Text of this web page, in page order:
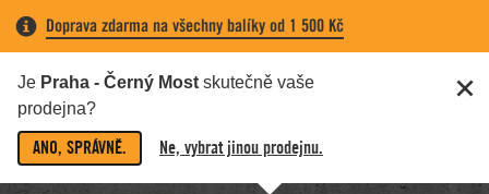
Doprava zdarma na všechny balíky od 1 500 Kč
Je Praha - Černý Most skutečně vaše
prodejna?
ANO, SPRÁVNĚ. Ne, vybrat jinou prodejnu.